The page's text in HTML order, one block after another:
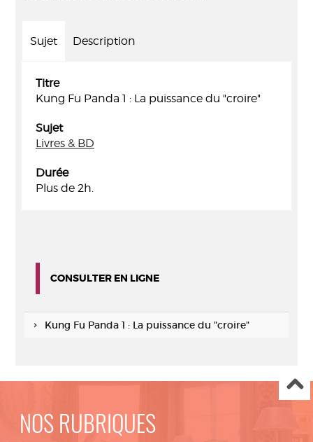
Sujet Description
Titre
Kung Fu Panda 1 : La puissance du "croire"
Sujet
Livres & BD
Durée
Plus de 2h.
CONSULTER EN LIGNE
Kung Fu Panda 1 : La puissance du "croire"
NOS RUBRIQUES